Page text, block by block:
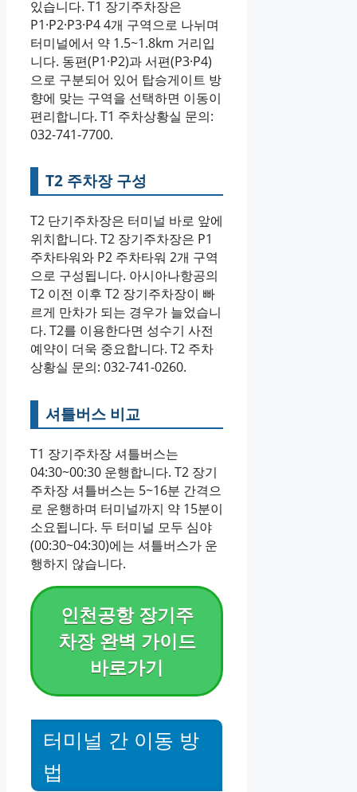
있습니다. T1 장기주차장은
P1·P2·P3·P4 4개 구역으로 나뉘며
터미널에서 약 1.5~1.8km 거리입
니다. 동편(P1·P2)과 서편(P3·P4)
으로 구분되어 있어 탑승게이트 방
향에 맞는 구역을 선택하면 이동이
편리합니다. T1 주차상황실 문의:
032-741-7700.
T2 주차장 구성
T2 단기주차장은 터미널 바로 앞에
위치합니다. T2 장기주차장은 P1
주차타워와 P2 주차타워 2개 구역
으로 구성됩니다. 아시아나항공의
T2 이전 이후 T2 장기주차장이 빠
르게 만차가 되는 경우가 늘었습니
다. T2를 이용한다면 성수기 사전
예약이 더욱 중요합니다. T2 주차
상황실 문의: 032-741-0260.
셔틀버스 비교
T1 장기주차장 셔틀버스는
04:30~00:30 운행합니다. T2 장기
주차장 셔틀버스는 5~16분 간격으
로 운행하며 터미널까지 약 15분이
소요됩니다. 두 터미널 모두 심야
(00:30~04:30)에는 셔틀버스가 운
행하지 않습니다.
인천공항 장기주
차장 완벽 가이드
바로가기
터미널 간 이동 방
법